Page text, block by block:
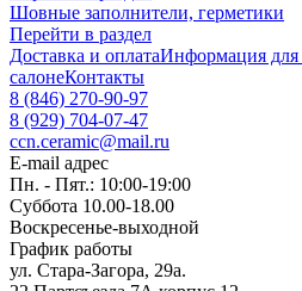
Шовные заполнители, герметики
Перейти в раздел
Доставка и оплатаИнформация для
салонеКонтакты
8 (846) 270-90-97
8 (929) 704-07-47
ccn.ceramic@mail.ru
E-mail адрес
Пн. - Пят.: 10:00-19:00
Суббота 10.00-18.00
Воскресенье-выходной
График работы
ул. Стара-Загора, 29а.